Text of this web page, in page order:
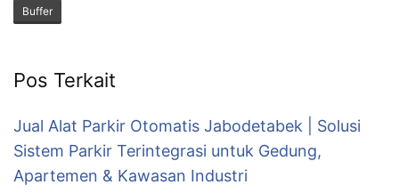
Buffer
Pos Terkait
Jual Alat Parkir Otomatis Jabodetabek | Solusi
Sistem Parkir Terintegrasi untuk Gedung,
Apartemen & Kawasan Industri